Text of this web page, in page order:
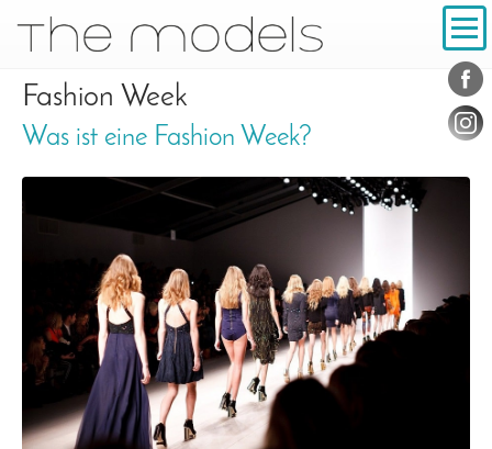
Navigation
Fashion Week
Was ist eine Fashion Week?